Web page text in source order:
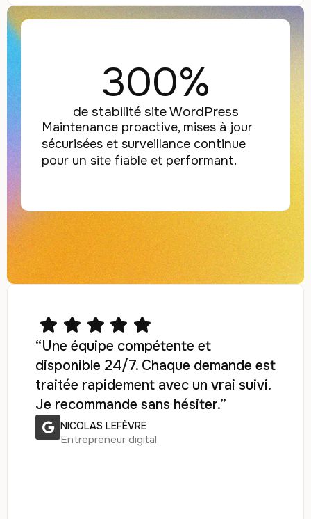
300%
de stabilité site WordPress
Maintenance proactive, mises à jour
sécurisées et surveillance continue
pour un site fiable et performant.
“Une équipe compétente et
disponible 24/7. Chaque demande est
traitée rapidement avec un vrai suivi.
Je recommande sans hésiter.”
NICOLAS LEFÈVRE
Entrepreneur digital